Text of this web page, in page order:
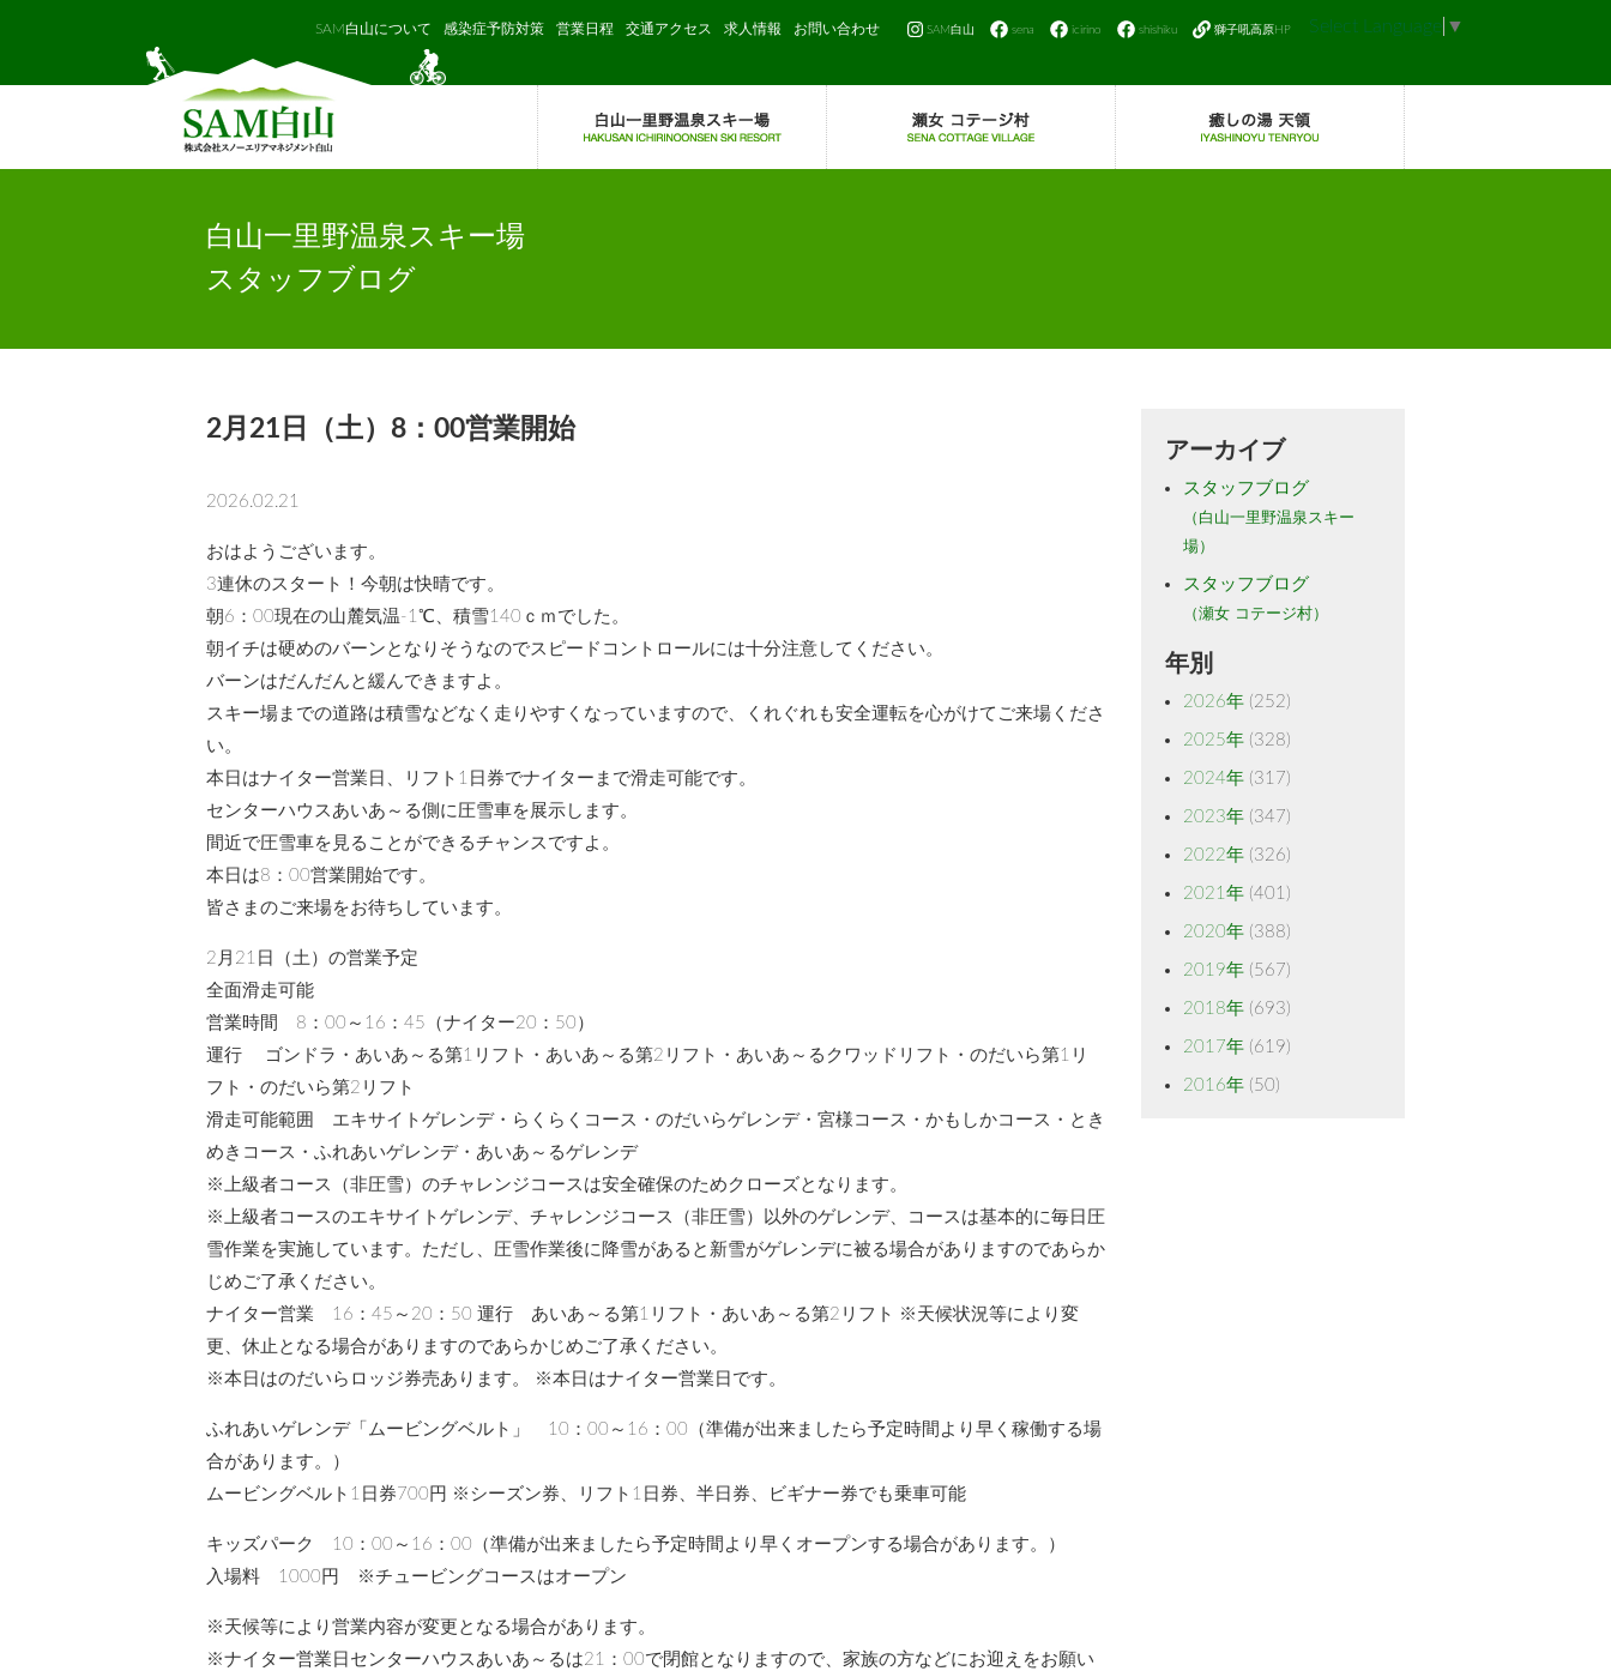
SAM白山 sena icirino shishiku 獅子吼高原HP
SAM白山について 感染症予防対策 営業日程 交通アクセス 求人情報 お問い合わせ Select Language ▼
白山一里野温泉スキー場
スタッフブログ
2月21日（土）8：00営業開始
2026.02.21
おはようございます。
3連休のスタート！今朝は快晴です。
朝6：00現在の山麓気温-1℃、積雪140ｃｍでした。
朝イチは硬めのバーンとなりそうなのでスピードコントロールには十分注意してください。
バーンはだんだんと緩んできますよ。
スキー場までの道路は積雪などなく走りやすくなっていますので、くれぐれも安全運転を心がけてご来場くださ
い。
本日はナイター営業日、リフト1日券でナイターまで滑走可能です。
センターハウスあいあ～る側に圧雪車を展示します。
間近で圧雪車を見ることができるチャンスですよ。
本日は8：00営業開始です。
皆さまのご来場をお待ちしています。
2月21日（土）の営業予定
全面滑走可能
営業時間 8：00～16：45（ナイター20：50）
運行 ゴンドラ・あいあ～る第1リフト・あいあ～る第2リフト・あいあ～るクワッドリフト・のだいら第1リ
フト・のだいら第2リフト
滑走可能範囲 エキサイトゲレンデ・らくらくコース・のだいらゲレンデ・宮様コース・かもしかコース・とき
めきコース・ふれあいゲレンデ・あいあ～るゲレンデ
※上級者コース（非圧雪）のチャレンジコースは安全確保のためクローズとなります。
※上級者コースのエキサイトゲレンデ、チャレンジコース（非圧雪）以外のゲレンデ、コースは基本的に毎日圧
雪作業を実施しています。ただし、圧雪作業後に降雪があると新雪がゲレンデに被る場合がありますのであらか
じめご了承ください。
ナイター営業 16：45～20：50 運行 あいあ～る第1リフト・あいあ～る第2リフト ※天候状況等により変
更、休止となる場合がありますのであらかじめご了承ください。
※本日はのだいらロッジ券売あります。 ※本日はナイター営業日です。
ふれあいゲレンデ「ムービングベルト」 10：00～16：00（準備が出来ましたら予定時間より早く稼働する場
合があります。）
ムービングベルト1日券700円 ※シーズン券、リフト1日券、半日券、ビギナー券でも乗車可能
キッズパーク 10：00～16：00（準備が出来ましたら予定時間より早くオープンする場合があります。）
入場料 1000円 ※チュービングコースはオープン
※天候等により営業内容が変更となる場合があります。
※ナイター営業日センターハウスあいあ～るは21：00で閉館となりますので、家族の方などにお迎えをお願い
アーカイブ
スタッフブログ
（白山一里野温泉スキー
場）
スタッフブログ
（瀬女 コテージ村）
年別
2026年 (252)
2025年 (328)
2024年 (317)
2023年 (347)
2022年 (326)
2021年 (401)
2020年 (388)
2019年 (567)
2018年 (693)
2017年 (619)
2016年 (50)